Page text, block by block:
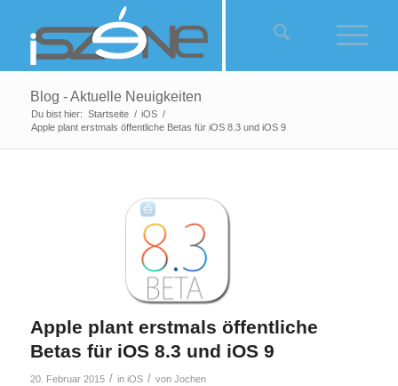
Blog - Aktuelle Neuigkeiten
Du bist hier: Startseite / iOS /
Apple plant erstmals öffentliche Betas für iOS 8.3 und iOS 9
Apple plant erstmals öffentliche
Betas für iOS 8.3 und iOS 9
20. Februar 2015 / in iOS / von Jochen